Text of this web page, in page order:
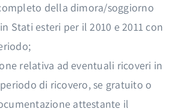
della dimora/soggiorno
Stati esteri per il 2010 e 2011 con
relativa ad eventuali ricoveri in
di ricovero, se gratuito o
attestante il